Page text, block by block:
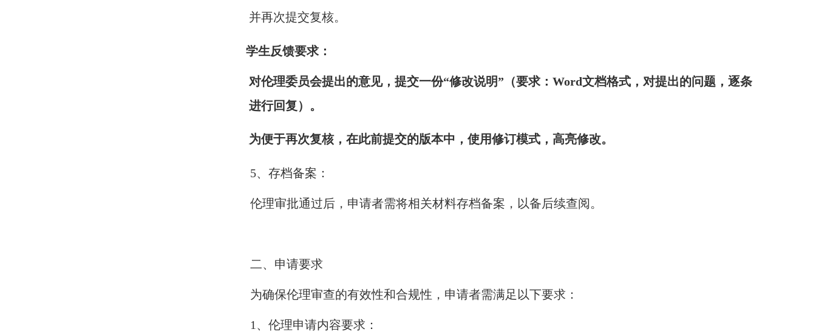
并再次提交复核。
学生反馈要求：
对伦理委员会提出的意见，提交一份“修改说明”（要求：Word文档格式，对提出的问题，逐条
进行回复）。
为便于再次复核，在此前提交的版本中，使用修订模式，高亮修改。
5、存档备案：
伦理审批通过后，申请者需将相关材料存档备案，以备后续查阅。
二、申请要求
为确保伦理审查的有效性和合规性，申请者需满足以下要求：
1、伦理申请内容要求：